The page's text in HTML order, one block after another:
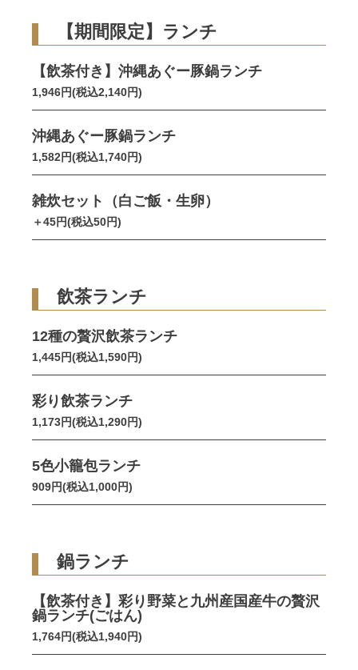
【期間限定】ランチ
【飲茶付き】沖縄あぐー豚鍋ランチ
1,946円(税込2,140円)
沖縄あぐー豚鍋ランチ
1,582円(税込1,740円)
雑炊セット（白ご飯・生卵）
＋45円(税込50円)
飲茶ランチ
12種の贅沢飲茶ランチ
1,445円(税込1,590円)
彩り飲茶ランチ
1,173円(税込1,290円)
5色小籠包ランチ
909円(税込1,000円)
鍋ランチ
【飲茶付き】彩り野菜と九州産国産牛の贅沢
鍋ランチ(ごはん)
1,764円(税込1,940円)